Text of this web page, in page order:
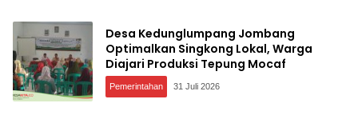
Desa Kedunglumpang Jombang
Optimalkan Singkong Lokal, Warga
Diajari Produksi Tepung Mocaf
Pemerintahan 31 Juli 2026